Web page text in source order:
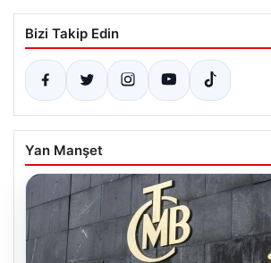
Bizi Takip Edin
Yan Manşet